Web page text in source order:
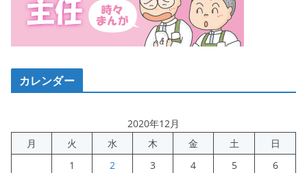
カレンダー
2020年12月
月
火 水 木 金 土
日
1
2 3 4 5
6